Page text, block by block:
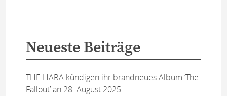
Neueste Beiträge
THE HARA kündigen ihr brandneues Album ‘The
Fallout’ an 28. August 2025